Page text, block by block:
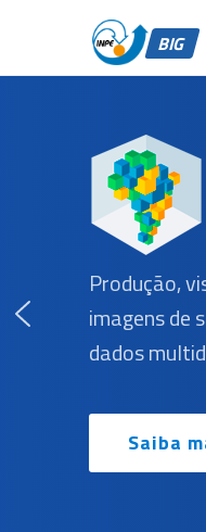
BIG –
Plataforma para
BIG
Produção,
imagens de
dados
Saiba